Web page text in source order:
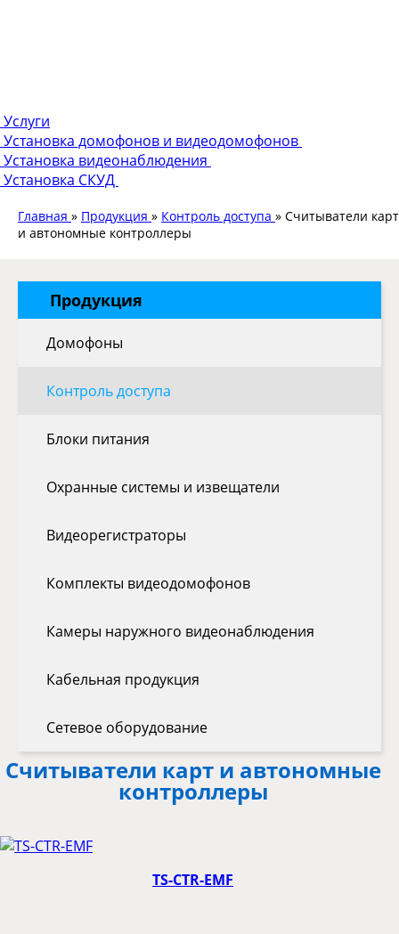
Услуги
Установка домофонов и видеодомофонов
Установка видеонаблюдения
Установка СКУД
Главная » Продукция » Контроль доступа » Считыватели карт
и автономные контроллеры
Продукция
Домофоны
Контроль доступа
Блоки питания
Охранные системы и извещатели
Видеорегистраторы
Комплекты видеодомофонов
Камеры наружного видеонаблюдения
Кабельная продукция
Сетевое оборудование
Считыватели карт и автономные
контроллеры
TS-CTR-EMF